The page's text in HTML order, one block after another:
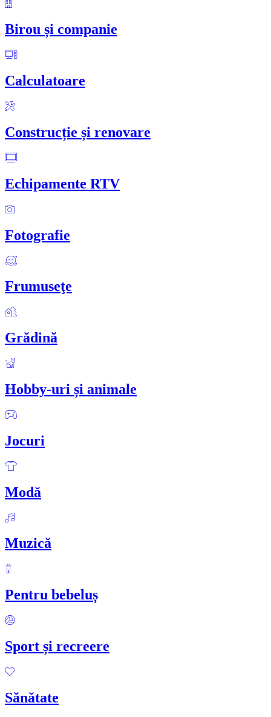
Birou și companie
Calculatoare
Construcție și renovare
Echipamente RTV
Fotografie
Frumuseţe
Grădină
Hobby-uri și animale
Jocuri
Modă
Muzică
Pentru bebeluș
Sport și recreere
Sănătate